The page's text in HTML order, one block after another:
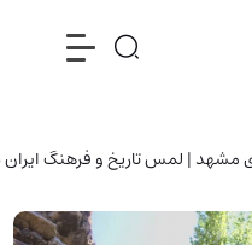
مشهد | لمس تاریخ و فرهنگ